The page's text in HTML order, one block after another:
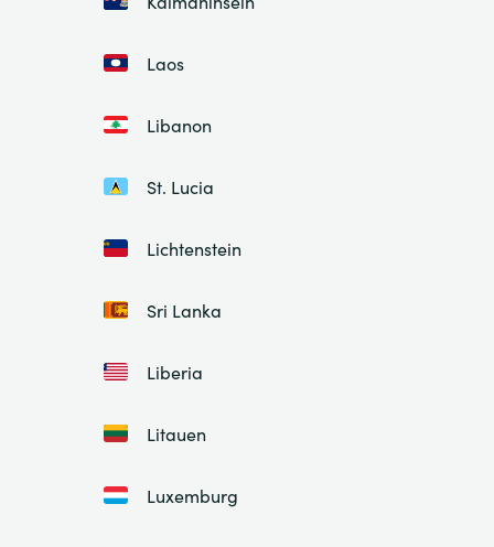
Laos
Libanon
St. Lucia
Lichtenstein
Sri Lanka
Liberia
Litauen
Luxemburg